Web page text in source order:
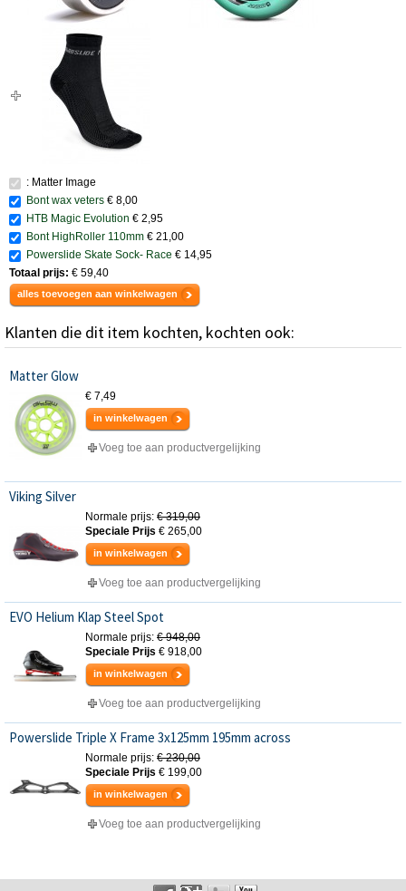
: Matter Image
Bont wax veters € 8,00
HTB Magic Evolution € 2,95
Bont HighRoller 110mm € 21,00
Powerslide Skate Sock- Race € 14,95
Totaal prijs: € 59,40
alles toevoegen aan winkelwagen
Klanten die dit item kochten, kochten ook:
Matter Glow
€ 7,49
in winkelwagen
Voeg toe aan productvergelijking
Viking Silver
Normale prijs: € 319,00
Speciale Prijs € 265,00
in winkelwagen
Voeg toe aan productvergelijking
EVO Helium Klap Steel Spot
Normale prijs: € 948,00
Speciale Prijs € 918,00
in winkelwagen
Voeg toe aan productvergelijking
Powerslide Triple X Frame 3x125mm 195mm across
Normale prijs: € 230,00
Speciale Prijs € 199,00
in winkelwagen
Voeg toe aan productvergelijking